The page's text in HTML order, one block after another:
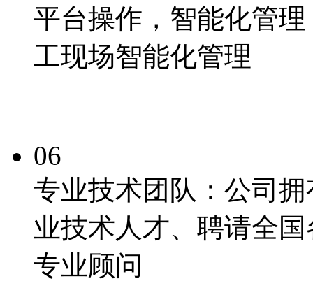
平台操作， 智能化管
工现场智能化管理
06
专业技术团队： 公司
业技术人才、聘请全
专业顾问